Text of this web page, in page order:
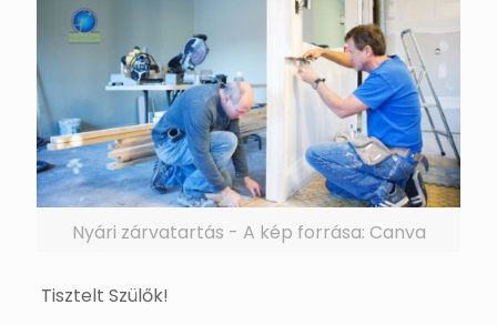
Nyári zárvatartás - A kép forrása: Canva
Tisztelt Szülők!